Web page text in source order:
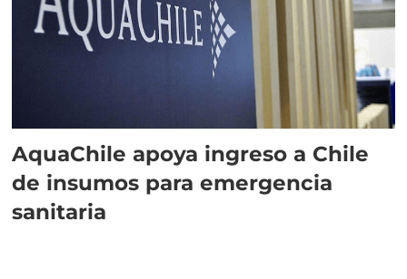
AquaChile apoya ingreso a Chile
de insumos para emergencia
sanitaria